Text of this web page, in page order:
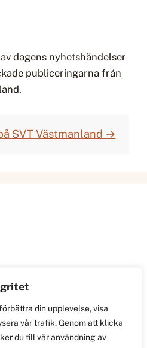
din upplevelse, visa
vår trafik. Genom att klicka
du till vår användning av
dagens nyhetshändelser
publiceringarna från
SVT Västmanland →